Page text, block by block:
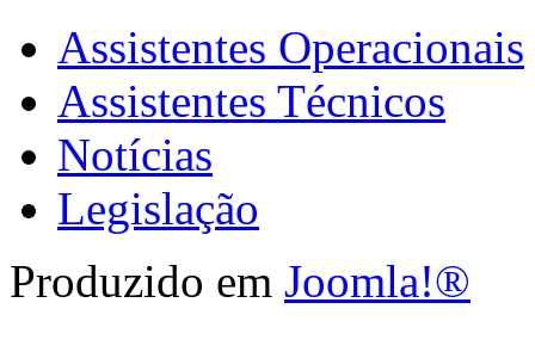
Assistentes Operacionais
Assistentes Técnicos
Notícias
Legislação
Produzido em Joomla!®